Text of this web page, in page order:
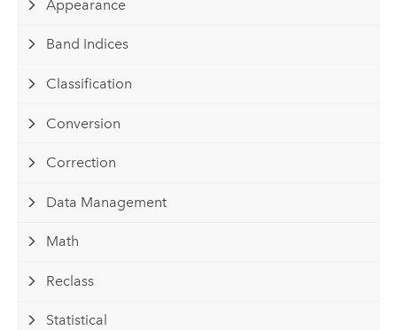
Appearance
Band Indices
Classification
Conversion
Correction
Data Management
Math
Reclass
Statistical